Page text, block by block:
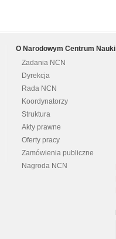
O Narodowym Centrum Nauki
Zadania NCN
Dyrekcja
Rada NCN
Koordynatorzy
Struktura
Akty prawne
Oferty pracy
Zamówienia publiczne
Nagroda NCN